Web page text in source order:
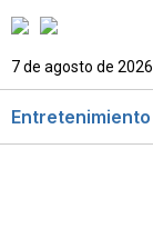
7 de agosto de 2026
Entretenimiento